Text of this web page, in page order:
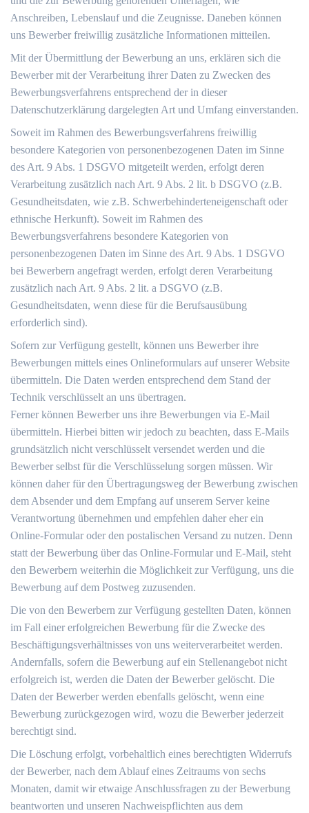
Anschreiben, Lebenslauf und die Zeugnisse. Daneben können
uns Bewerber freiwillig zusätzliche Informationen mitteilen.
Mit der Übermittlung der Bewerbung an uns, erklären sich die
Bewerber mit der Verarbeitung ihrer Daten zu Zwecken des
Bewerbungsverfahrens entsprechend der in dieser
Datenschutzerklärung dargelegten Art und Umfang einverstanden.
Soweit im Rahmen des Bewerbungsverfahrens freiwillig
besondere Kategorien von personenbezogenen Daten im Sinne
des Art. 9 Abs. 1 DSGVO mitgeteilt werden, erfolgt deren
Verarbeitung zusätzlich nach Art. 9 Abs. 2 lit. b DSGVO (z.B.
Gesundheitsdaten, wie z.B. Schwerbehinderteneigenschaft oder
ethnische Herkunft). Soweit im Rahmen des
Bewerbungsverfahrens besondere Kategorien von
personenbezogenen Daten im Sinne des Art. 9 Abs. 1 DSGVO
bei Bewerbern angefragt werden, erfolgt deren Verarbeitung
zusätzlich nach Art. 9 Abs. 2 lit. a DSGVO (z.B.
Gesundheitsdaten, wenn diese für die Berufsausübung
erforderlich sind).
Sofern zur Verfügung gestellt, können uns Bewerber ihre
Bewerbungen mittels eines Onlineformulars auf unserer Website
übermitteln. Die Daten werden entsprechend dem Stand der
Technik verschlüsselt an uns übertragen.
Ferner können Bewerber uns ihre Bewerbungen via E-Mail
übermitteln. Hierbei bitten wir jedoch zu beachten, dass E-Mails
grundsätzlich nicht verschlüsselt versendet werden und die
Bewerber selbst für die Verschlüsselung sorgen müssen. Wir
können daher für den Übertragungsweg der Bewerbung zwischen
dem Absender und dem Empfang auf unserem Server keine
Verantwortung übernehmen und empfehlen daher eher ein
Online-Formular oder den postalischen Versand zu nutzen. Denn
statt der Bewerbung über das Online-Formular und E-Mail, steht
den Bewerbern weiterhin die Möglichkeit zur Verfügung, uns die
Bewerbung auf dem Postweg zuzusenden.
Die von den Bewerbern zur Verfügung gestellten Daten, können
im Fall einer erfolgreichen Bewerbung für die Zwecke des
Beschäftigungsverhältnisses von uns weiterverarbeitet werden.
Andernfalls, sofern die Bewerbung auf ein Stellenangebot nicht
erfolgreich ist, werden die Daten der Bewerber gelöscht. Die
Daten der Bewerber werden ebenfalls gelöscht, wenn eine
Bewerbung zurückgezogen wird, wozu die Bewerber jederzeit
berechtigt sind.
Die Löschung erfolgt, vorbehaltlich eines berechtigten Widerrufs
der Bewerber, nach dem Ablauf eines Zeitraums von sechs
Monaten, damit wir etwaige Anschlussfragen zu der Bewerbung
beantworten und unseren Nachweispflichten aus dem